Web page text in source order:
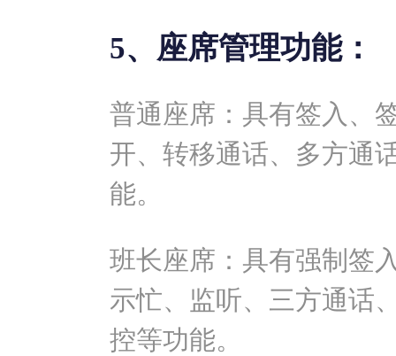
5、座席管理功能：
普通座席：具有签入、
开、转移通话、多方通
能。
班长座席：具有强制签
示忙、监听、三方通话
控等功能。